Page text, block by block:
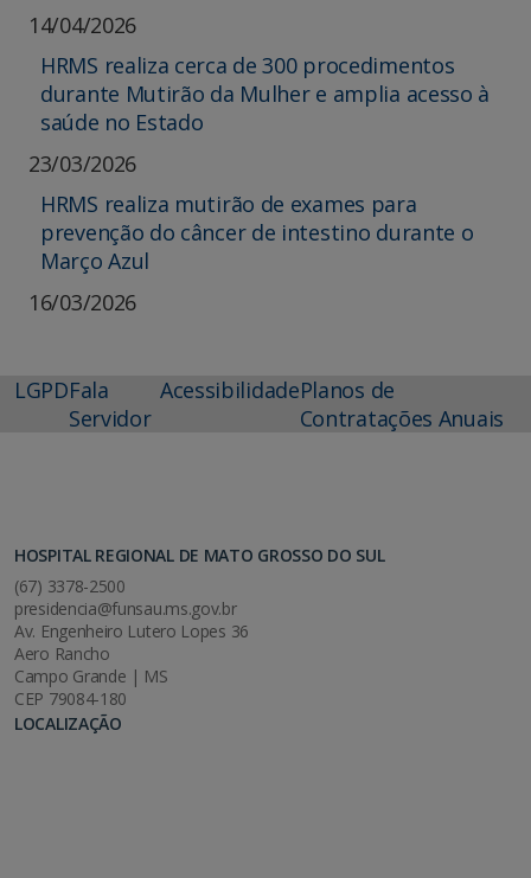
14/04/2026
HRMS realiza cerca de 300 procedimentos
durante Mutirão da Mulher e amplia acesso à
saúde no Estado
23/03/2026
HRMS realiza mutirão de exames para
prevenção do câncer de intestino durante o
Março Azul
16/03/2026
LGPDFala
Servidor
AcessibilidadePlanos de
Contratações Anuais
HOSPITAL REGIONAL DE MATO GROSSO DO SUL
(67) 3378-2500
presidencia@funsau.ms.gov.br
Av. Engenheiro Lutero Lopes 36
Aero Rancho
Campo Grande | MS
CEP 79084-180
LOCALIZAÇÃO